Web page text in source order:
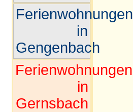
Ferienwohnungen
in
Gengenbach
Ferienwohnungen
in
Gernsbach